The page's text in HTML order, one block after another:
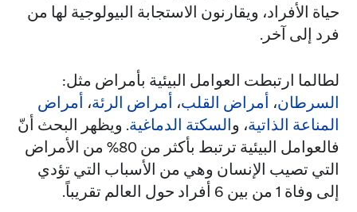
حياة الأفراد، ويقارنون الاستجابة البيولوجية لها من
فرد إلى آخر.
لطالما ارتبطت العوامل البيئية بأمراض مثل:
السرطان، أمراض القلب، أمراض الرئة، أمراض
المناعة الذاتية، والسكتة الدماغية. ويظهر البحث أنّ
فالعوامل البيئية ترتبط بأكثر من 80% من الأمراض
التي تصيب الإنسان وهي من الأسباب التي تؤدي
إلى وفاة 1 من بين 6 أفراد حول العالم تقريباً.